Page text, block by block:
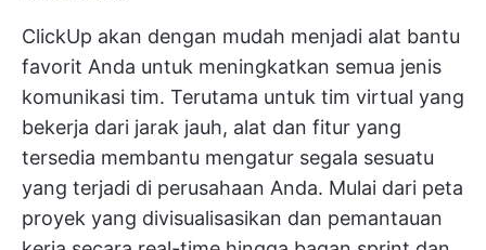
ClickUp akan dengan mudah menjadi alat bantu
favorit Anda untuk meningkatkan semua jenis
komunikasi tim. Terutama untuk tim virtual yang
bekerja dari jarak jauh, alat dan fitur yang
tersedia membantu mengatur segala sesuatu
yang terjadi di perusahaan Anda. Mulai dari peta
proyek yang divisualisasikan dan pemantauan